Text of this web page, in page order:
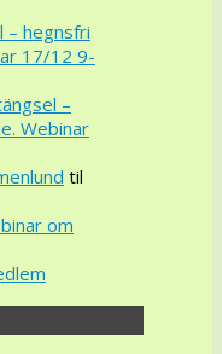
– hegnsfri
17/12 9-
–
Webinar
til
om